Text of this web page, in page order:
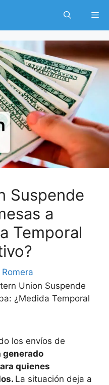
Suspende
a
Temporal
Union Suspende
¿Medida Temporal
los envíos de
generado
quienes
La situación deja a